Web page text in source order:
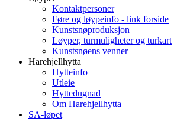
Kontaktpersoner
Føre og løypeinfo - link forside
Kunstsnøproduksjon
Løyper, turmuligheter og turkart
Kunstsnøens venner
Harehjellhytta
Hytteinfo
Utleie
Hyttedugnad
Om Harehjellhytta
SA-løpet